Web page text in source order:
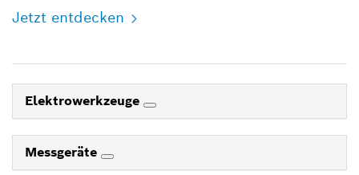
Jetzt entdecken
Elektrowerkzeuge
Messgeräte